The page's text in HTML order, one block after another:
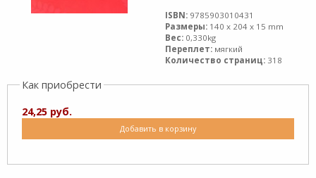
ISBN: 9785903010431
Размеры: 140 x 204 x 15 mm
Вес: 0,330kg
Переплет: мягкий
Количество страниц: 318
Как приобрести
24,25 руб.
Добавить в корзину